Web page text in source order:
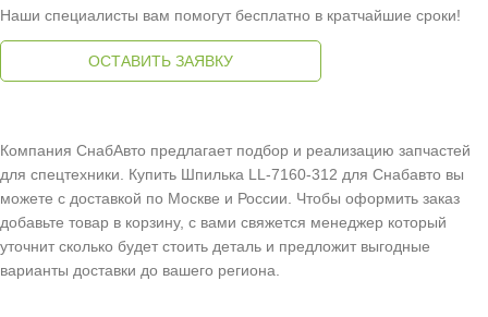
Наши специалисты вам помогут бесплатно в кратчайшие сроки!
ОСТАВИТЬ ЗАЯВКУ
Компания СнабАвто предлагает подбор и реализацию запчастей
для спецтехники. Купить Шпилька LL-7160-312 для Снабавто вы
можете с доставкой по Москве и России. Чтобы оформить заказ
добавьте товар в корзину, с вами свяжется менеджер который
уточнит сколько будет стоить деталь и предложит выгодные
варианты доставки до вашего региона.